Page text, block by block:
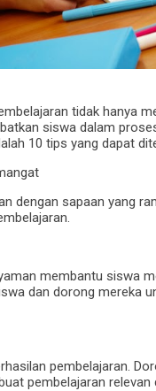
tidak hanya
siswa dalam
10 tips yang dapat
dengan sapaan yang
membantu siswa
dan dorong mereka
pembelajaran.
pembelajaran relevan